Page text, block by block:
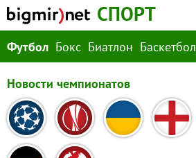
СПОРТ
Футбол Бокс Биатлон Баскетбол
Новости чемпионатов